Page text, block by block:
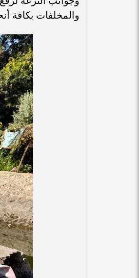
والمخلفات بكافة